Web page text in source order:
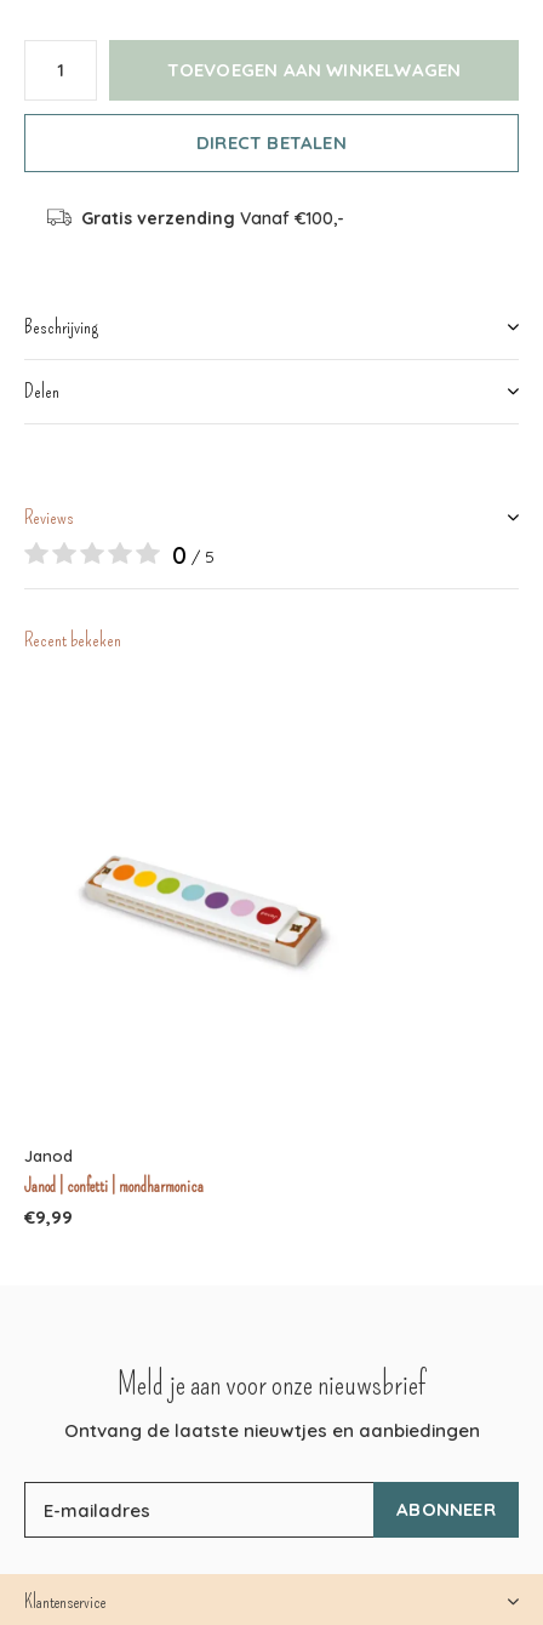
TOEVOEGEN AAN WINKELWAGEN
DIRECT BETALEN
Gratis verzending Vanaf €100,-
Beschrijving
Delen
Reviews
0 / 5
Recent bekeken
Janod
Janod | confetti | mondharmonica
€9,99
Meld je aan voor onze nieuwsbrief
Ontvang de laatste nieuwtjes en aanbiedingen
ABONNEER
Klantenservice